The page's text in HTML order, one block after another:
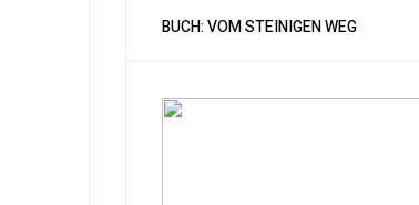
BUCH: VOM STEINIGEN WEG